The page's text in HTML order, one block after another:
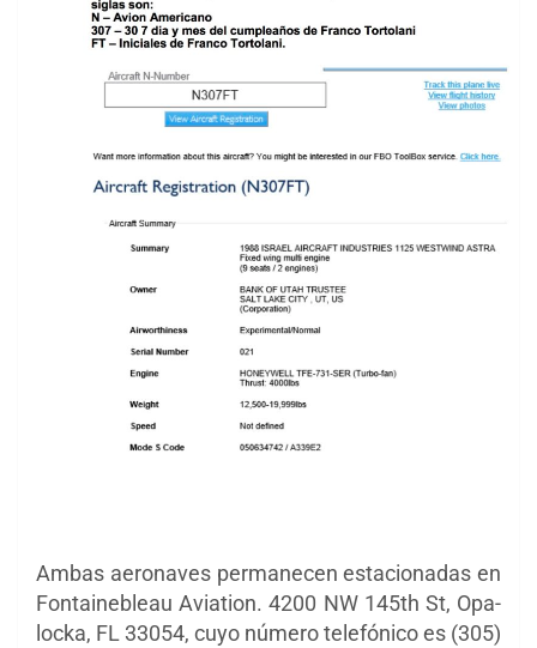
Ambas aeronaves permanecen estacionadas en
Fontainebleau Aviation. 4200 NW 145th St, Opa-
locka, FL 33054, cuyo número telefónico es (305)